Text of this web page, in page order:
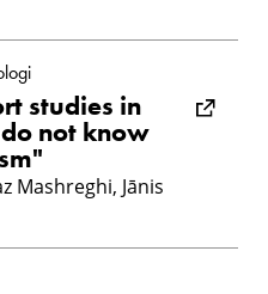
studies in
not know
Mashreghi, Jānis